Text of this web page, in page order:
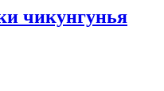
чикунгунья